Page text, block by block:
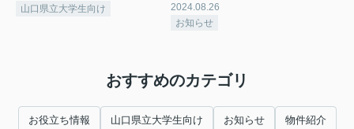
山口県立大学生向け
2024.08.26
お知らせ
おすすめのカテゴリ
お役立ち情報 山口県立大学生向け お知らせ 物件紹介